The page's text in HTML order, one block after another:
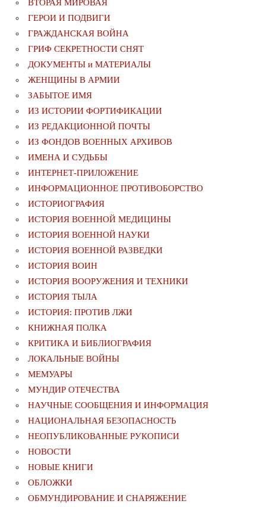
ВТОРАЯ МИРОВАЯ
ГЕРОИ И ПОДВИГИ
ГРАЖДАНСКАЯ ВОЙНА
ГРИФ СЕКРЕТНОСТИ СНЯТ
ДОКУМЕНТЫ и МАТЕРИАЛЫ
ЖЕНЩИНЫ В АРМИИ
ЗАБЫТОЕ ИМЯ
ИЗ ИСТОРИИ ФОРТИФИКАЦИИ
ИЗ РЕДАКЦИОННОЙ ПОЧТЫ
ИЗ ФОНДОВ ВОЕННЫХ АРХИВОВ
ИМЕНА И СУДЬБЫ
ИНТЕРНЕТ-ПРИЛОЖЕНИЕ
ИНФОРМАЦИОННОЕ ПРОТИВОБОРСТВО
ИСТОРИОГРАФИЯ
ИСТОРИЯ ВОЕННОЙ МЕДИЦИНЫ
ИСТОРИЯ ВОЕННОЙ НАУКИ
ИСТОРИЯ ВОЕННОЙ РАЗВЕДКИ
ИСТОРИЯ ВОИН
ИСТОРИЯ ВООРУЖЕНИЯ И ТЕХНИКИ
ИСТОРИЯ ТЫЛА
ИСТОРИЯ: ПРОТИВ ЛЖИ
КНИЖНАЯ ПОЛКА
КРИТИКА И БИБЛИОГРАФИЯ
ЛОКАЛЬНЫЕ ВОЙНЫ
МЕМУАРЫ
МУНДИР ОТЕЧЕСТВА
НАУЧНЫЕ СООБЩЕНИЯ И ИНФОРМАЦИЯ
НАЦИОНАЛЬНАЯ БЕЗОПАСНОСТЬ
НЕОПУБЛИКОВАННЫЕ РУКОПИСИ
НОВОСТИ
НОВЫЕ КНИГИ
ОБЛОЖКИ
ОБМУНДИРОВАНИЕ И СНАРЯЖЕНИЕ